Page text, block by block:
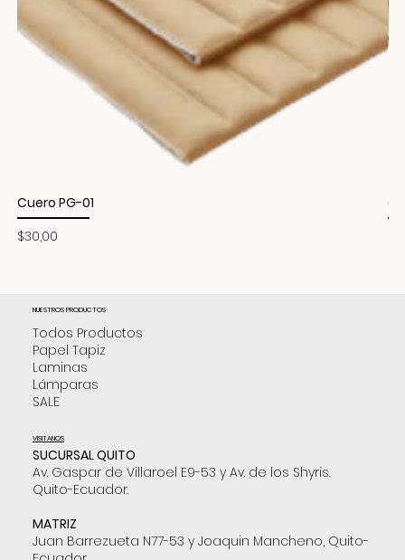
Cuero PG-01
Precio
$30,00
NUESTROS PRODUCTOS
Todos Productos
Papel Tapiz
Laminas
Lámparas
SALE
VISITANOS
SUCURSAL QUITO
Av. Gaspar de Villaroel E9-53 y Av. de los Shyris.
Quito-Ecuador.
MATRIZ
Juan Barrezueta N77-53 y Joaquin Mancheno, Quito-